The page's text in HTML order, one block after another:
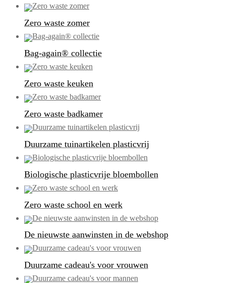
Zero waste zomer
Bag-again® collectie
Zero waste keuken
Zero waste badkamer
Duurzame tuinartikelen plasticvrij
Biologische plasticvrije bloembollen
Zero waste school en werk
De nieuwste aanwinsten in de webshop
Duurzame cadeau's voor vrouwen